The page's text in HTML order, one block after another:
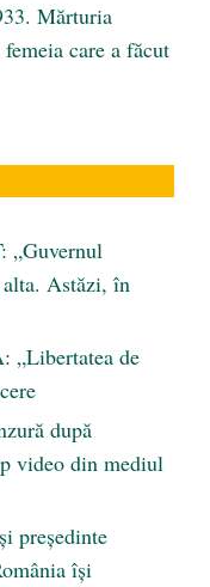
Mărturia
care a făcut
„Guvernul
Astăzi, în
„Libertatea de
după
video din mediul
președinte
își